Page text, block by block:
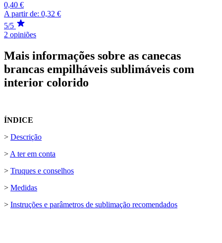
0,40 €
A partir de: 0,32 €
5/5
2 opiniões
Mais informações sobre as canecas
brancas empilháveis sublimáveis com
interior colorido
ÍNDICE
> Descrição
>A ter em conta
> Truques e conselhos
> Medidas
> Instruções e parâmetros de sublimação recomendados